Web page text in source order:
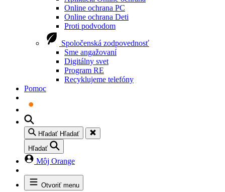
Online ochrana PC
Online ochrana Deti
Proti podvodom
Spoločenská zodpovednosť
Sme angažovaní
Digitálny svet
Program RE
Recyklujeme telefóny
Pomoc
Hľadať Hľadať
Hľadať
Môj Orange
Otvoriť menu